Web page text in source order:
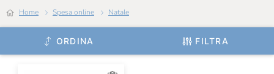
Home Spesa online Natale
ORDINA FILTRA
Gustarosso
I Nostri Produttori
Ignalat